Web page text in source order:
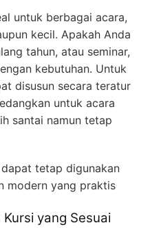
untuk berbagai acara,
kecil. Apakah Anda
tahun, atau seminar,
kebutuhan. Untuk
disusun secara teratur
untuk acara
santai namun tetap
tetap digunakan
modern yang praktis
yang Sesuai